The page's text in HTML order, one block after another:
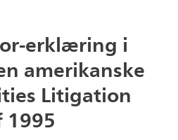
erklæring i
amerikanske
Litigation
1995